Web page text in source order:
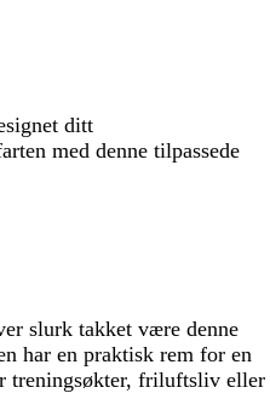
ditt
med denne tilpassede
slurk takket være denne
har en praktisk rem for en
treningsøkter, friluftsliv eller